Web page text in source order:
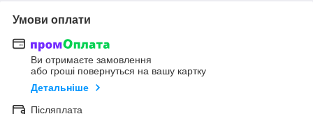
Умови оплати
Ви отримаєте замовлення
або гроші повернуться на вашу картку
Детальніше
Післяплата